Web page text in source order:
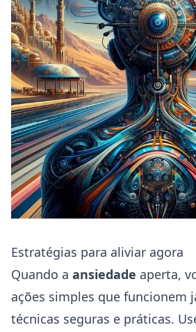
Estratégias para aliviar agora
Quando a ansiedade aperta,
ações simples que funcionem
técnicas seguras e práticas.